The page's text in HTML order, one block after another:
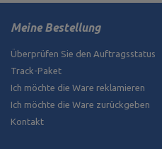
Meine Bestellung
Überprüfen Sie den Auftragsstatus
Track-Paket
Ich möchte die Ware reklamieren
Ich möchte die Ware zurückgeben
Kontakt